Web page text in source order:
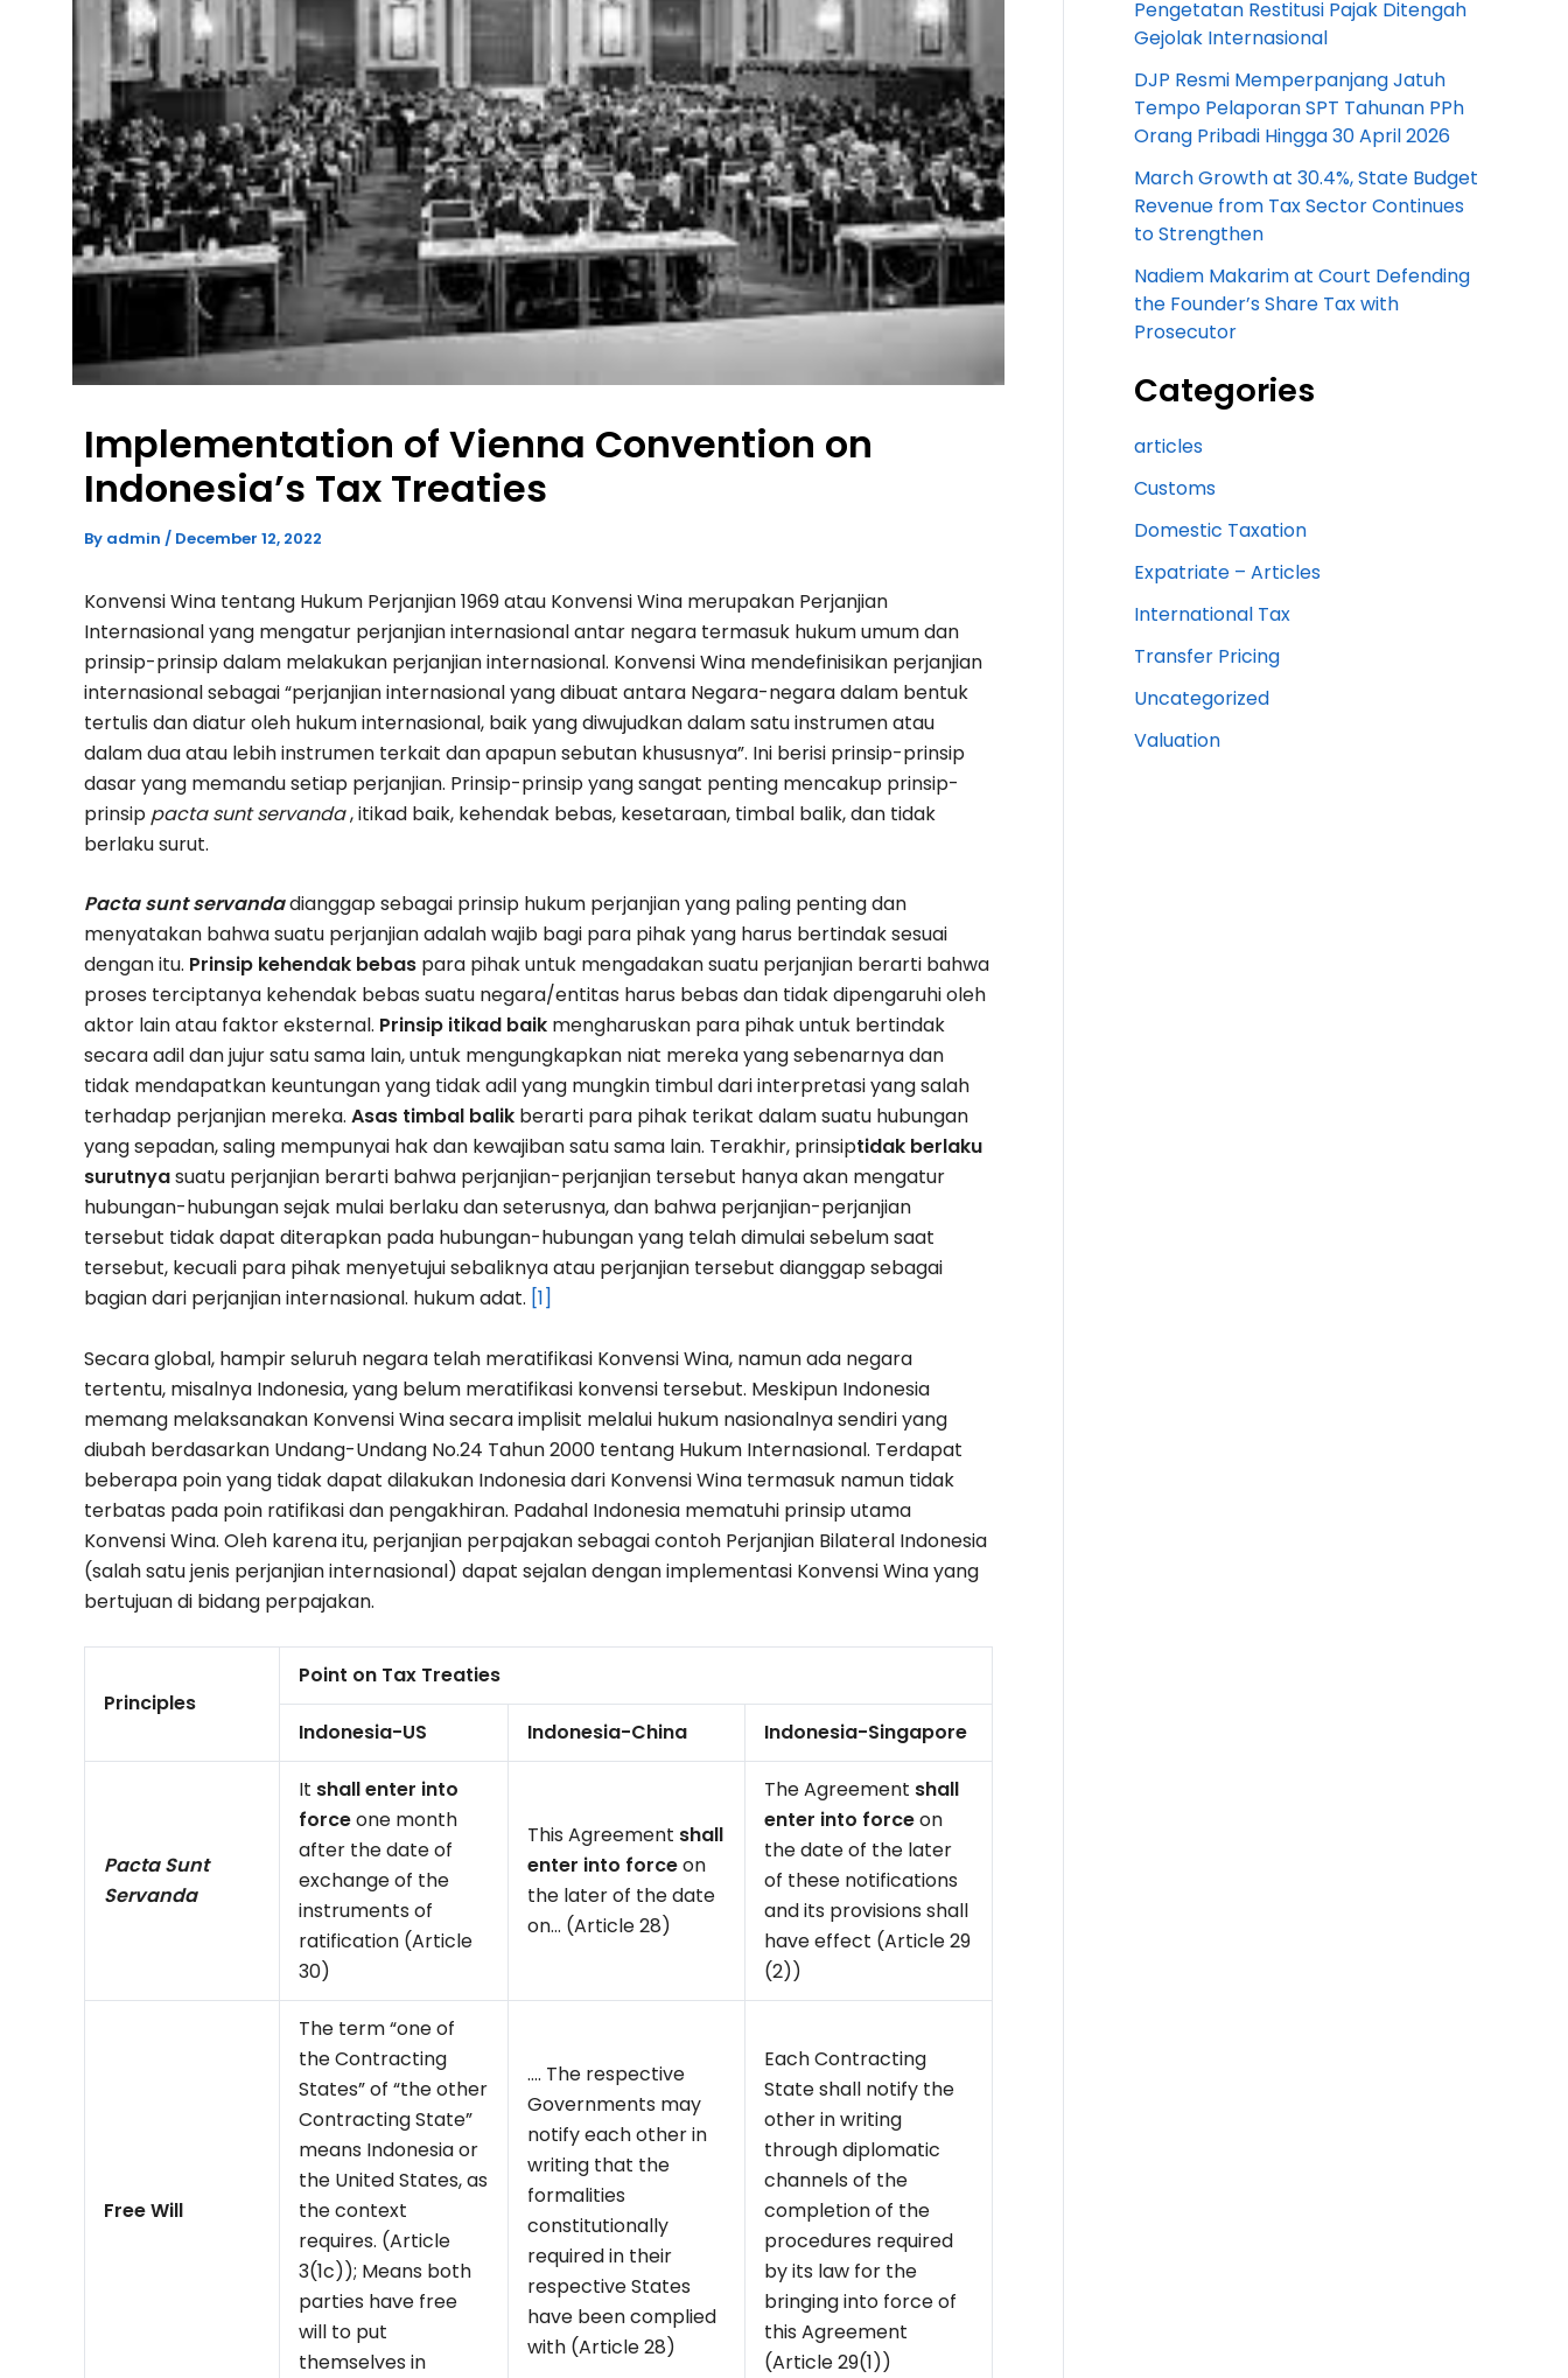
Implementation of Vienna Convention on
Indonesia’s Tax Treaties
By admin / December 12, 2022
Konvensi Wina tentang Hukum Perjanjian 1969 atau Konvensi Wina merupakan Perjanjian
Internasional yang mengatur perjanjian internasional antar negara termasuk hukum umum dan
prinsip-prinsip dalam melakukan perjanjian internasional. Konvensi Wina mendefinisikan perjanjian
internasional sebagai “perjanjian internasional yang dibuat antara Negara-negara dalam bentuk
tertulis dan diatur oleh hukum internasional, baik yang diwujudkan dalam satu instrumen atau
dalam dua atau lebih instrumen terkait dan apapun sebutan khususnya”. Ini berisi prinsip-prinsip
dasar yang memandu setiap perjanjian. Prinsip-prinsip yang sangat penting mencakup prinsip-
prinsip pacta sunt servanda, itikad baik, kehendak bebas, kesetaraan, timbal balik, dan tidak
berlaku surut.
Pacta sunt servandadianggap sebagai prinsip hukum perjanjian yang paling penting dan
menyatakan bahwa suatu perjanjian adalah wajib bagi para pihak yang harus bertindak sesuai
dengan itu. Prinsip kehendak bebas para pihak untuk mengadakan suatu perjanjian berarti bahwa
proses terciptanya kehendak bebas suatu negara/entitas harus bebas dan tidak dipengaruhi oleh
aktor lain atau faktor eksternal. Prinsip itikad baik mengharuskan para pihak untuk bertindak
secara adil dan jujur ​​satu sama lain, untuk mengungkapkan niat mereka yang sebenarnya dan
tidak mendapatkan keuntungan yang tidak adil yang mungkin timbul dari interpretasi yang salah
terhadap perjanjian mereka. Asas timbal balik berarti para pihak terikat dalam suatu hubungan
yang sepadan, saling mempunyai hak dan kewajiban satu sama lain. Terakhir, prinsiptidak berlaku
surutnyasuatu perjanjian berarti bahwa perjanjian-perjanjian tersebut hanya akan mengatur
hubungan-hubungan sejak mulai berlaku dan seterusnya, dan bahwa perjanjian-perjanjian
tersebut tidak dapat diterapkan pada hubungan-hubungan yang telah dimulai sebelum saat
tersebut, kecuali para pihak menyetujui sebaliknya atau perjanjian tersebut dianggap sebagai
bagian dari perjanjian internasional. hukum adat. [1]
Secara global, hampir seluruh negara telah meratifikasi Konvensi Wina, namun ada negara
tertentu, misalnya Indonesia, yang belum meratifikasi konvensi tersebut. Meskipun Indonesia
memang melaksanakan Konvensi Wina secara implisit melalui hukum nasionalnya sendiri yang
diubah berdasarkan Undang-Undang No.24 Tahun 2000 tentang Hukum Internasional. Terdapat
beberapa poin yang tidak dapat dilakukan Indonesia dari Konvensi Wina termasuk namun tidak
terbatas pada poin ratifikasi dan pengakhiran. Padahal Indonesia mematuhi prinsip utama
Konvensi Wina. Oleh karena itu, perjanjian perpajakan sebagai contoh Perjanjian Bilateral Indonesia
(salah satu jenis perjanjian internasional) dapat sejalan dengan implementasi Konvensi Wina yang
bertujuan di bidang perpajakan.
Principles
Point on Tax Treaties
Indonesia-US Indonesia-China Indonesia-Singapore
Pacta Sunt
Servanda
It shall enter into
forceone month
after the date of
exchange of the
instruments of
ratification (Article
30)
This Agreement shall
enter into forceon
the later of the date
on… (Article 28)
The Agreement shall
enter into forceon
the date of the later
of these notifications
and its provisions shall
have effect (Article 29
(2))
Free Will
The term “one of
the Contracting
States” of “the other
Contracting State”
means Indonesia or
the United States, as
the context
requires. (Article
3(1c)); Means both
parties have free
will to put
themselves in
…. The respective
Governments may
notify each other in
writing that the
formalities
constitutionally
required in their
respective States
have been complied
with (Article 28)
Each Contracting
State shall notify the
other in writing
through diplomatic
channels of the
completion of the
procedures required
by its law for the
bringing into force of
this Agreement
(Article 29(1))
Pengetatan Restitusi Pajak Ditengah
Gejolak Internasional
DJP Resmi Memperpanjang Jatuh
Tempo Pelaporan SPT Tahunan PPh
Orang Pribadi Hingga 30 April 2026
March Growth at 30.4%, State Budget
Revenue from Tax Sector Continues
to Strengthen
Nadiem Makarim at Court Defending
the Founder’s Share Tax with
Prosecutor
Categories
articles
Customs
Domestic Taxation
Expatriate – Articles
International Tax
Transfer Pricing
Uncategorized
Valuation